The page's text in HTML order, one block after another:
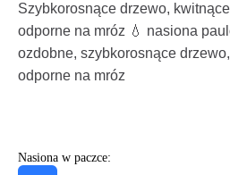
Szybkorosnące drzewo,
odporne na mróz 💧 nasiona
ozdobne, szybkorosnące
odporne na mróz
Nasiona w paczce: